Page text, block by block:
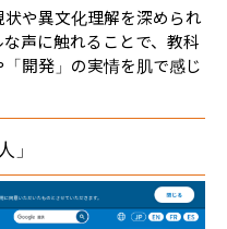
や異文化理解を深められ
声に触れることで、教科
開発」の実情を肌で感じ
」